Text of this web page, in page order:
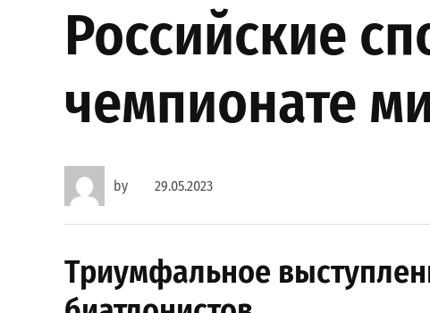
Российские
чемпионате
by 29.05.2023
Триумфальное